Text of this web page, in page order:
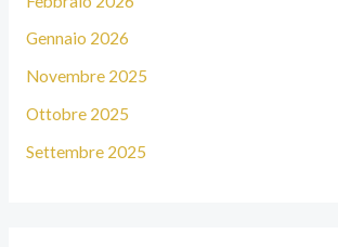
Gennaio 2026
Novembre 2025
Ottobre 2025
Settembre 2025